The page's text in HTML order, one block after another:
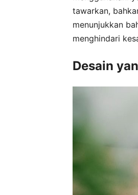
tawarkan,
menunjukkan
menghindari
Desain